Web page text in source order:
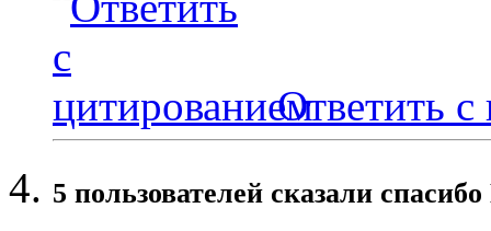
Ответить с
5 пользователей сказали